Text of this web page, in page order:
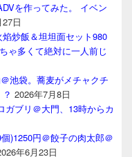
を作ってみた。 イベン
日
炒飯＆坦坦面セット980
ゃ多くて絶対に一人前じ
池袋。蕎麦がメチャクチ
2026年7月8日
ガブリ＠大門、13時からカ
)1250円＠餃子の肉太郎＠
年6月23日